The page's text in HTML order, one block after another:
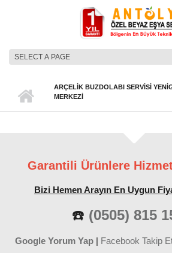
ANA MENÜARÇELIK BUZDOLABI SERVISI
MERKEZI
Garantili Ürünlere
Bizi Hemen Arayın En Uygun
☎️ (0505) 815
Google Yorum Yap | Facebook Takip